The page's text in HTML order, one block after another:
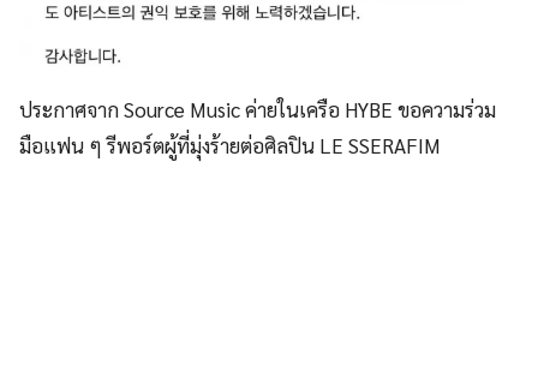
ประกาศจาก Source Music ค่ายในเครือ HYBE ขอความร่วม
มือแฟน ๆ รีพอร์ตผู้ที่มุ่งร้ายต่อศิลปิน LE SSERAFIM